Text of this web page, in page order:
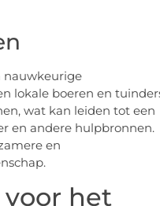
nauwkeurige
lokale boeren en
wat kan leiden tot een
en andere hulpbronnen.
en
het